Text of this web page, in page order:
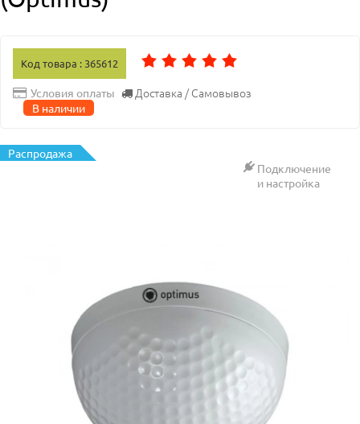
Код товара : 365612
Условия оплаты Доставка / Самовывоз
В наличии
Распродажа
Подключение
и настройка